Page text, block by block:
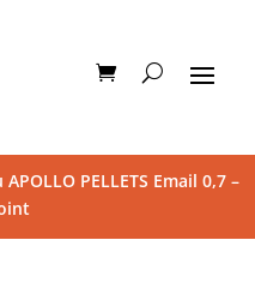
PELLETS Email 0,7 –